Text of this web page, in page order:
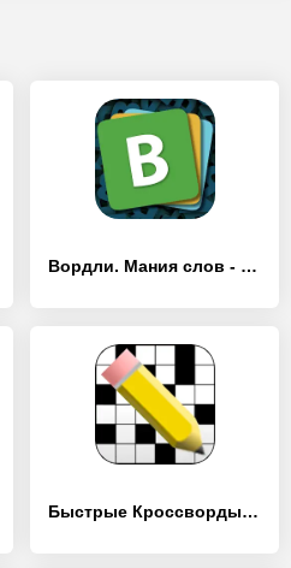
Вордли. Мания слов - [MOD Много денег]
Быстрые Кроссворды на русском - [MOD Много денег]